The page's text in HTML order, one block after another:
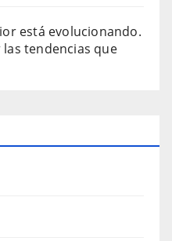
está evolucionando.
tendencias que